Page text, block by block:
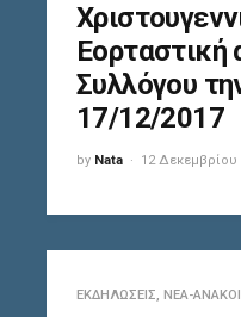
Εορταστική
Συλλόγου
17/12/2017
by Nata 12 Δεκεμβρίου
ΕΚΔΗΛΏΣΕΙΣ, ΝΈΑ-